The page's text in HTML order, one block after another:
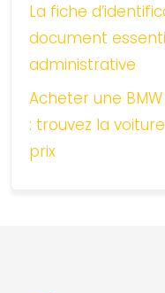
La fiche
document
administrative
Acheter une
: trouvez la
prix